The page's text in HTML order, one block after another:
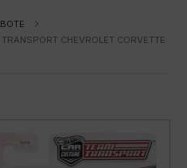
CHEVROLET CORVETTE